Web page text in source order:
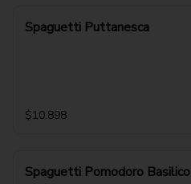
Spaguetti Puttanesca
$10.898
Spaguetti Pomodoro Basilico